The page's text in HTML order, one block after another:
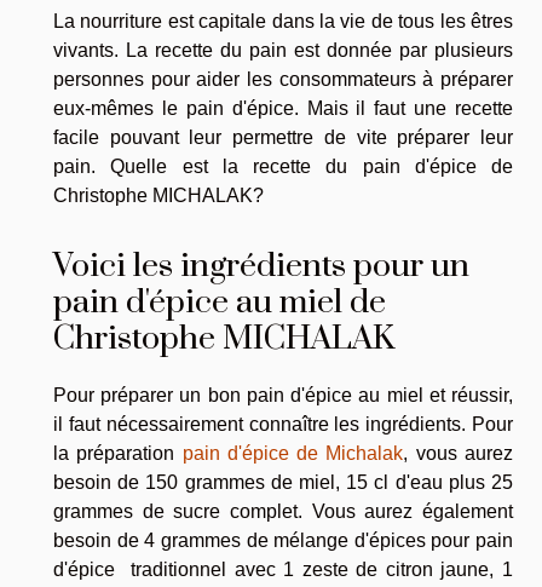
La nourriture est capitale dans la vie de tous les êtres
vivants. La recette du pain est donnée par plusieurs
personnes pour aider les consommateurs à préparer
eux-mêmes le pain d'épice. Mais il faut une recette
facile pouvant leur permettre de vite préparer leur
pain. Quelle est la recette du pain d'épice de
Christophe MICHALAK?
Voici les ingrédients pour un
pain d'épice au miel de
Christophe MICHALAK
Pour préparer un bon pain d'épice au miel et réussir,
il faut nécessairement connaître les ingrédients. Pour
la préparation pain d'épice de Michalak, vous aurez
besoin de 150 grammes de miel, 15 cl d'eau plus 25
grammes de sucre complet. Vous aurez également
besoin de 4 grammes de mélange d'épices pour pain
d'épice traditionnel avec 1 zeste de citron jaune, 1